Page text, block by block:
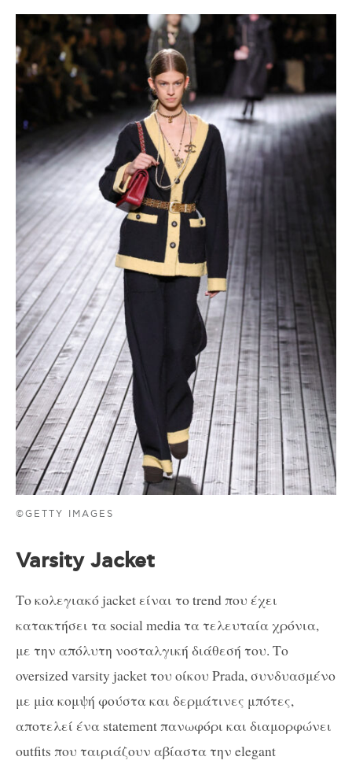
©GETTY IMAGES
Varsity Jacket
Το κολεγιακό jacket είναι το trend που έχει
κατακτήσει τα social media τα τελευταία χρόνια,
με την απόλυτη νοσταλγική διάθεσή του. Το
oversized varsity jacket του οίκου Prada, συνδυασμένο
με μiα κομψή φούστα και δερμάτινες μπότες,
αποτελεί ένα statement πανωφόρι και διαμορφώνει
outfits που ταιριάζουν αβίαστα την elegant